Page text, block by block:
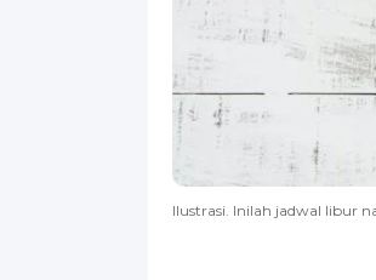
Ilustrasi. Inilah jadwal libur